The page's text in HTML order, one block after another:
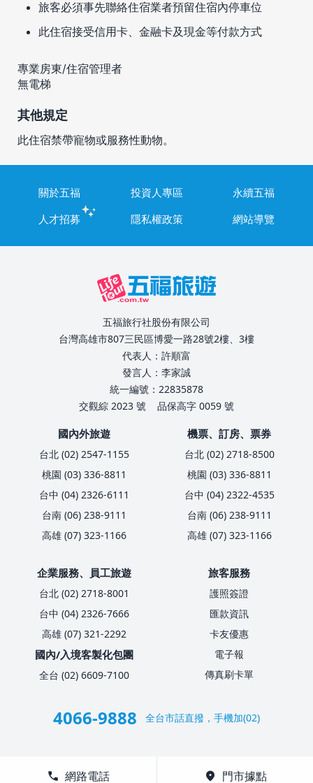
旅客必須事先聯絡住宿業者預留住宿內停車位
此住宿接受信用卡、金融卡及現金等付款方式
專業房東/住宿管理者
無電梯
其他規定
此住宿禁帶寵物或服務性動物。
關於五福 投資人專區
永續五福
人才招募
隱私權政策 網站導覽
五福旅行社股份有限公司
台灣高雄市807三民區博愛一路28號2樓、3樓
代表人：許順富
發言人：李家誠
統一編號：22835878
交觀綜 2023 號
品保高字 0059 號
國內外旅遊
台北 (02) 2547-1155
桃園 (03) 336-8811
台中 (04) 2326-6111
台南 (06) 238-9111
高雄 (07) 323-1166
機票、訂房、票券
台北 (02) 2718-8500
桃園 (03) 336-8811
台中 (04) 2322-4535
台南 (06) 238-9111
高雄 (07) 323-1166
企業服務、員工旅遊
台北 (02) 2718-8001
台中 (04) 2326-7666
高雄 (07) 321-2292
國內/入境客製化包團
全台 (02) 6609-7100
旅客服務
護照簽證
匯款資訊
卡友優惠
電子報
傳真刷卡單
4066-9888 全台市話直撥，手機加(02)
call 網路電話 location_on 門市據點